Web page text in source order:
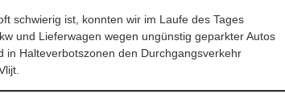
schwierig ist, konnten wir im Laufe des Tages
und Lieferwagen wegen ungünstig geparkter Autos
in Halteverbotszonen den Durchgangsverkehr